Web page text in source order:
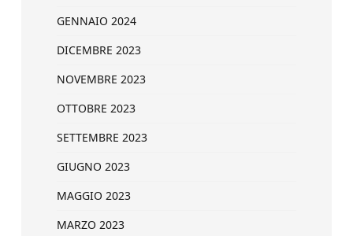
GENNAIO 2024
DICEMBRE 2023
NOVEMBRE 2023
OTTOBRE 2023
SETTEMBRE 2023
GIUGNO 2023
MAGGIO 2023
MARZO 2023